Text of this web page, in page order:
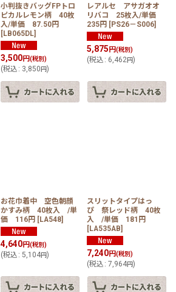
小判抜きバッグFPトロ
ピカルレモン柄 40枚
入/単価 87.50円
[LB065DL]
3,500円(税別)
(税込 : 3,850 円)
レアルセ アサガオオ
リバコ 25枚入/単価
235円 [PS26－S006]
5,875 円(税別)
(税込 : 6,462円)
お花巾着中 空色朝顔
かすみ柄 40枚入 /単
価 116円 [LA548]
4,640円(税別)
(税込 : 5,104円)
スリットタイプはっ
ぴ 祭レッド柄 40枚
入 /単価 181円
[LA535AB]
7,240円(税別)
(税込 : 7,964円)